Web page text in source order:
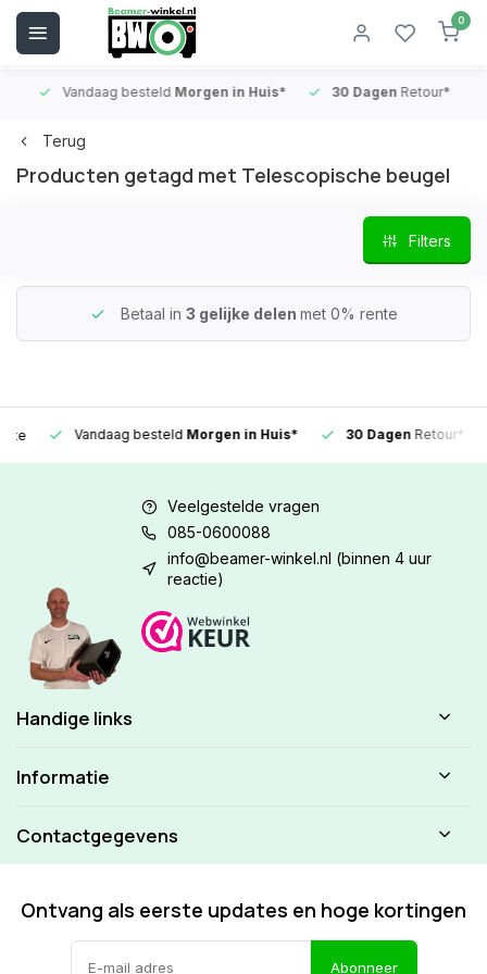
0
Vandaag besteldMorgen in Huis* 30 DagenRetour*
Terug
Producten getagd met Telescopische beugel
Filters
Betaal in 3 gelijke delen met 0% rente
Vandaag besteldMorgen in Huis* 30 DagenRetour*
Veelgestelde vragen
085-0600088
info@beamer-winkel.nl (binnen 4 uur
reactie)
Handige links
Informatie
Contactgegevens
Ontvang als eerste updates en hoge kortingen
Abonneer